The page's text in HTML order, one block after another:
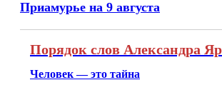
Приамурье на 9 августа
Порядок слов Александра
Человек — это тайна